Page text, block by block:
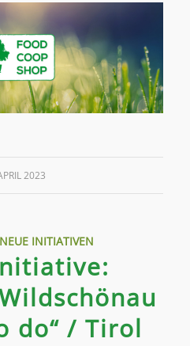
2023
NEUE INITIATIVEN
do“ / Tirol